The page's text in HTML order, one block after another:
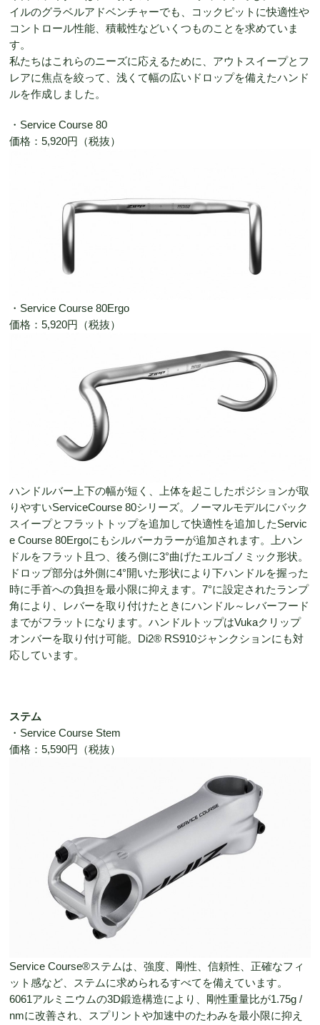
イルのグラベルアドベンチャーでも、コックピットに快適性や
コントロール性能、積載性などいくつものことを求めていま
す。
私たちはこれらのニーズに応えるために、アウトスイープとフ
レアに焦点を絞って、浅くて幅の広いドロップを備えたハンド
ルを作成しました。
・Service Course 80
価格：5,920円（税抜）
・Service Course 80Ergo
価格：5,920円（税抜）
ハンドルバー上下の幅が短く、上体を起こしたポジションが取
りやすいServiceCourse 80シリーズ。ノーマルモデルにバック
スイープとフラットトップを追加して快適性を追加したServic
e Course 80Ergoにもシルバーカラーが追加されます。上ハン
ドルをフラット且つ、後ろ側に3°曲げたエルゴノミック形状。
ドロップ部分は外側に4°開いた形状により下ハンドルを握った
時に手首への負担を最小限に抑えます。7°に設定されたランプ
角により、レバーを取り付けたときにハンドル～レバーフード
までがフラットになります。ハンドルトップはVukaクリップ
オンバーを取り付け可能。Di2® RS910ジャンクションにも対
応しています。
ステム
・Service Course Stem
価格：5,590円（税抜）
Service Course®ステムは、強度、剛性、信頼性、正確なフィ
ット感など、ステムに求められるすべてを備えています。
6061アルミニウムの3D鍛造構造により、剛性重量比が1.75g /
nmに改善され、スプリントや加速中のたわみを最小限に抑え